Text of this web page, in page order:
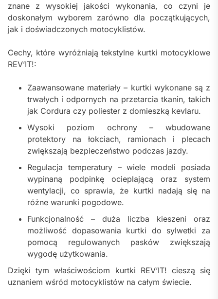
znane z wysokiej jakości wykonania, co czyni je
doskonałym wyborem zarówno dla początkujących,
jak i doświadczonych motocyklistów.
Cechy, które wyróżniają tekstylne kurtki motocyklowe
REV’IT!:
Zaawansowane materiały – kurtki wykonane są z
trwałych i odpornych na przetarcia tkanin, takich
jak Cordura czy poliester z domieszką kevlaru.
Wysoki poziom ochrony – wbudowane
protektory na łokciach, ramionach i plecach
zwiększają bezpieczeństwo podczas jazdy.
Regulacja temperatury – wiele modeli posiada
wypinaną podpinkę ocieplającą oraz system
wentylacji, co sprawia, że kurtki nadają się na
różne warunki pogodowe.
Funkcjonalność – duża liczba kieszeni oraz
możliwość dopasowania kurtki do sylwetki za
pomocą regulowanych pasków zwiększają
wygodę użytkowania.
Dzięki tym właściwościom kurtki REV’IT! cieszą się
uznaniem wśród motocyklistów na całym świecie.